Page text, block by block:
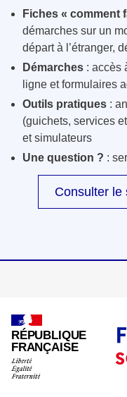
Fiches « comment
démarches sur un
départ à l’étranger,
Démarches : accès
ligne et formulaires
Outils pratiques :
(guichets, services
et simulateurs
Une question ? :
Consulter le
RÉPUBLIQUE
FRANÇAISE